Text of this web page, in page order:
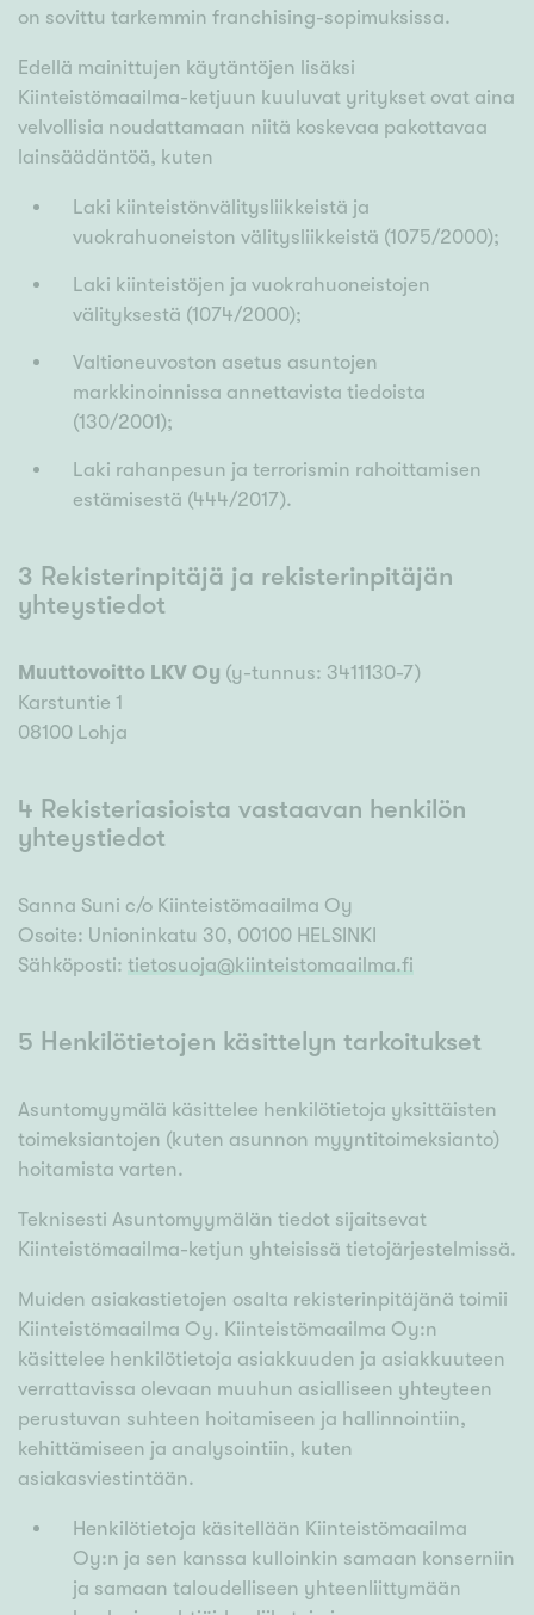
on sovittu tarkemmin franchising-sopimuksissa.
Edellä mainittujen käytäntöjen lisäksi
Kiinteistömaailma-ketjuun kuuluvat yritykset ovat aina
velvollisia noudattamaan niitä koskevaa pakottavaa
lainsäädäntöä, kuten
Laki kiinteistönvälitysliikkeistä ja
vuokrahuoneiston välitysliikkeistä (1075/2000);
Laki kiinteistöjen ja vuokrahuoneistojen
välityksestä (1074/2000);
Valtioneuvoston asetus asuntojen
markkinoinnissa annettavista tiedoista
(130/2001);
Laki rahanpesun ja terrorismin rahoittamisen
estämisestä (444/2017).
3 Rekisterinpitäjä ja rekisterinpitäjän
yhteystiedot
Muuttovoitto LKV Oy (y-tunnus: 3411130-7)
Karstuntie 1
08100 Lohja
4 Rekisteriasioista vastaavan henkilön
yhteystiedot
Sanna Suni c/o Kiinteistömaailma Oy
Osoite: Unioninkatu 30, 00100 HELSINKI
Sähköposti: tietosuoja@kiinteistomaailma.fi
5 Henkilötietojen käsittelyn tarkoitukset
Asuntomyymälä käsittelee henkilötietoja yksittäisten
toimeksiantojen (kuten asunnon myyntitoimeksianto)
hoitamista varten.
Teknisesti Asuntomyymälän tiedot sijaitsevat
Kiinteistömaailma-ketjun yhteisissä tietojärjestelmissä.
Muiden asiakastietojen osalta rekisterinpitäjänä toimii
Kiinteistömaailma Oy. Kiinteistömaailma Oy:n
käsittelee henkilötietoja asiakkuuden ja asiakkuuteen
verrattavissa olevaan muuhun asialliseen yhteyteen
perustuvan suhteen hoitamiseen ja hallinnointiin,
kehittämiseen ja analysointiin, kuten
asiakasviestintään.
Henkilötietoja käsitellään Kiinteistömaailma
Oy:n ja sen kanssa kulloinkin samaan konserniin
ja samaan taloudelliseen yhteenliittymään